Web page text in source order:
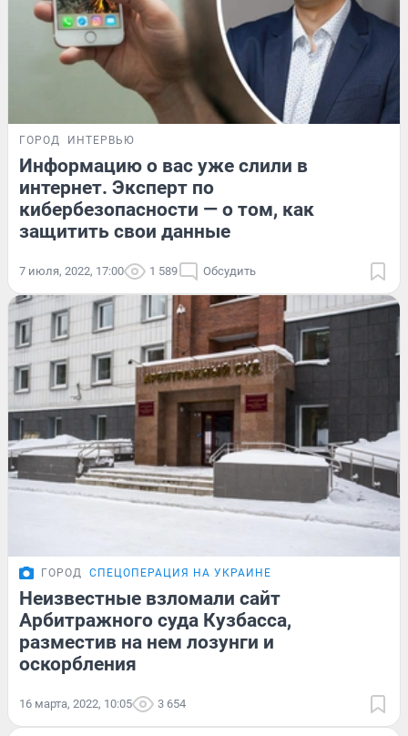
ГОРОД ИНТЕРВЬЮ
Информацию о вас уже слили в
интернет. Эксперт по
кибербезопасности — о том, как
защитить свои данные
7 июля, 2022, 17:00 1 589 Обсудить
ГОРОД СПЕЦОПЕРАЦИЯ НА УКРАИНЕ
Неизвестные взломали сайт
Арбитражного суда Кузбасса,
разместив на нем лозунги и
оскорбления
16 марта, 2022, 10:05 3 654